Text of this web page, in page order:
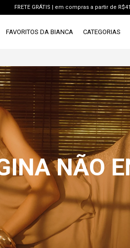
FRETE GRÁTIS | em compras a partir de
FAVORITOS DA BIANCA CATEGORIAS
NÃO
TERMOS MAIS BUSCADOS
1º
vestido
2
blusa
3º
calca jeans
calca
5º
saia
6º
short
7º
conjunto
8º
jaqueta
º
blazer
10º casaco